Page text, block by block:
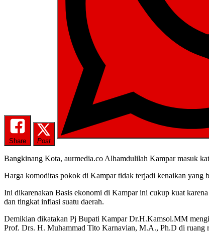
Share Post
Bangkinang Kota, aurmedia.co Alhamdulilah Kampar masuk
Harga komoditas pokok di Kampar tidak terjadi kenaikan yang
Ini dikarenakan Basis ekonomi di Kampar ini cukup kuat
dan tingkat inflasi suatu daerah.
Demikian dikatakan Pj Bupati Kampar Dr.H.Kamsol.MM
Prof. Drs. H. Muhammad Tito Karnavian, M.A., Ph.D di ruang